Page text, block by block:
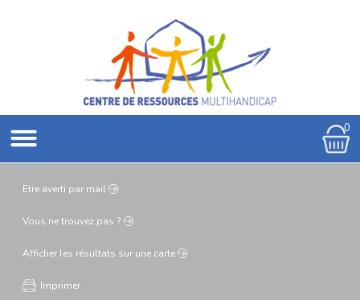
0
Etre averti par mail
Vous netrouvez pas ?
Afficher les résultats sur une carte
Imprimer